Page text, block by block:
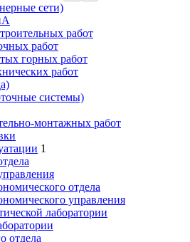
сети)
работ
работ
горных работ
работ
системы)
монтажных работ
1
отдела
управления
лаборатории
отдела